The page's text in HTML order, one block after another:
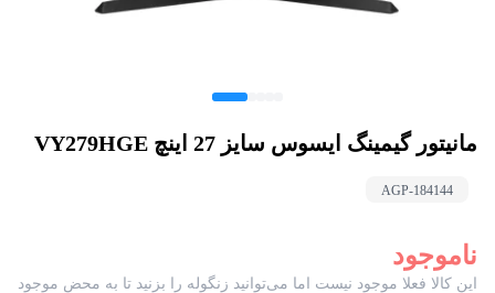
مانیتور گیمینگ ایسوس سایز 27 اینچ VY279HGE
AGP-184144
ناموجود
این کالا فعلا موجود نیست اما می‌توانید زنگوله را بزنید تا به محض موجود